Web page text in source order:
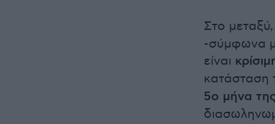
Στο
-σύμφωνα
είναι
κατάσταση
5ο μήνα